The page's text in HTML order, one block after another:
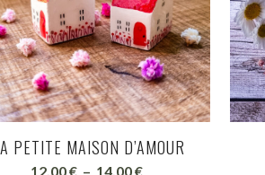
PETITE MAISON D’AMOUR
12.00€ – 14.00€Plage